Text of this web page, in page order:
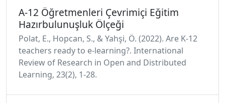
A-12 Öğretmenleri Çevrimiçi Eğitim
Hazırbulunuşluk Ölçeği
Polat, E., Hopcan, S., & Yahşi, Ö. (2022). Are K-12
teachers ready to e-learning?. International
Review of Research in Open and Distributed
Learning, 23(2), 1-28.